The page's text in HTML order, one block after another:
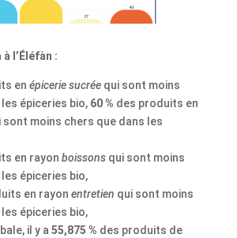
à l’Éléfàn :
en épicerie sucréequi sont moins
épiceries bio, 60 % des produits en
moins chers que dans les
en rayon boissonsqui sont moins
épiceries bio,
en rayon entretien qui sont moins
épiceries bio,
il y a 55,875 % des produits de